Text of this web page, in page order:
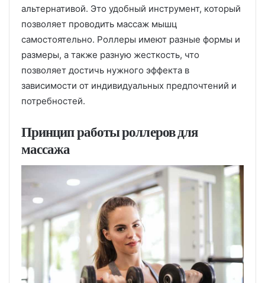
альтернативой. Это удобный инструмент, который
позволяет проводить массаж мышц
самостоятельно. Роллеры имеют разные формы и
размеры, а также разную жесткость, что
позволяет достичь нужного эффекта в
зависимости от индивидуальных предпочтений и
потребностей.
Принцип работы роллеров для
массажа